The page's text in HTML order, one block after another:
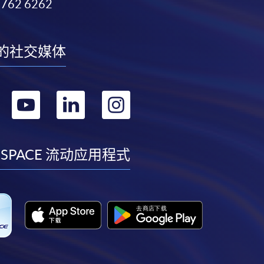
6262
社交媒体
转
youtube
转
linkedin
转
instagram
流动应用程式